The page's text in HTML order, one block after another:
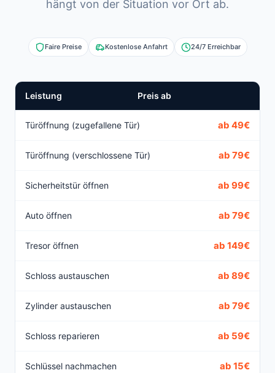
hängt von der Situation vor Ort ab.
Faire Preise Kostenlose Anfahrt 24/7 Erreichbar
Leistung Preis ab
Türöffnung (zugefallene Tür) ab 49€
Türöffnung (verschlossene Tür) ab 79€
Sicherheitstür öffnen ab 99€
Auto öffnen ab 79€
Tresor öffnen ab 149€
Schloss austauschen ab 89€
Zylinder austauschen ab 79€
Schloss reparieren ab 59€
Schlüssel nachmachen ab 15€